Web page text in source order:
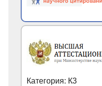
Категория: К3